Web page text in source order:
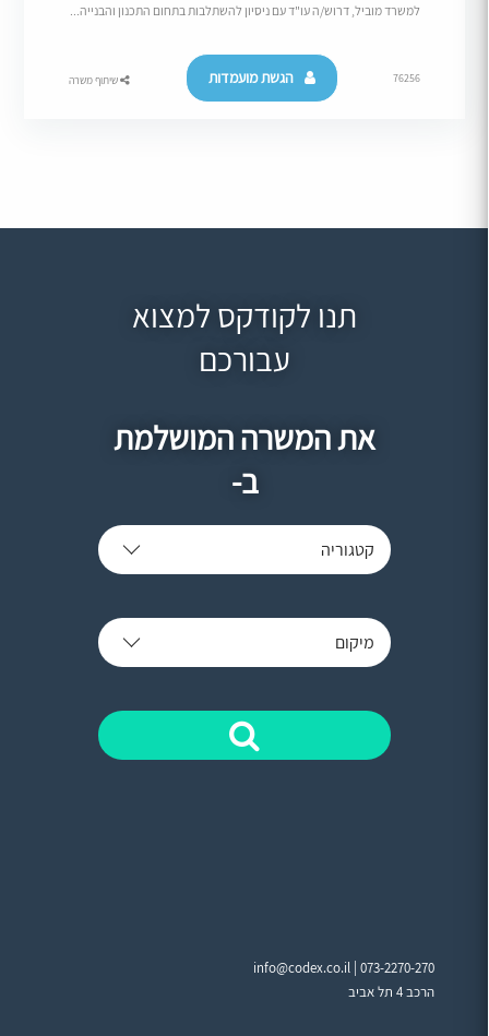
למשרד מוביל, דרוש/ה עו"ד עם ניסיון להשתלבות בתחום התכנון והבנייה...
76256 הגשת מועמדות שיתוף משרה
תנו לקודקס למצוא
עבורכם
את המשרה המושלמת
ב-
קטגוריה
מיקום
info@codex.co.il |073-2270-270
הרכב 4 תל אביב